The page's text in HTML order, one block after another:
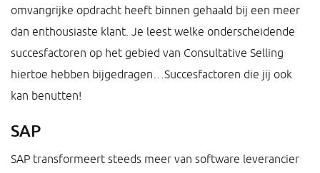
omvangrijke opdracht heeft binnen gehaald bij een meer
dan enthousiaste klant. Je leest welke onderscheidende
succesfactoren op het gebied van Consultative Selling
hiertoe hebben bijgedragen…Succesfactoren die jij ook
kan benutten!
SAP
SAP transformeert steeds meer van software leverancier